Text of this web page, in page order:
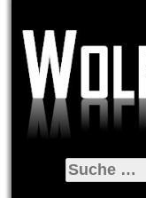
Suche
nach: